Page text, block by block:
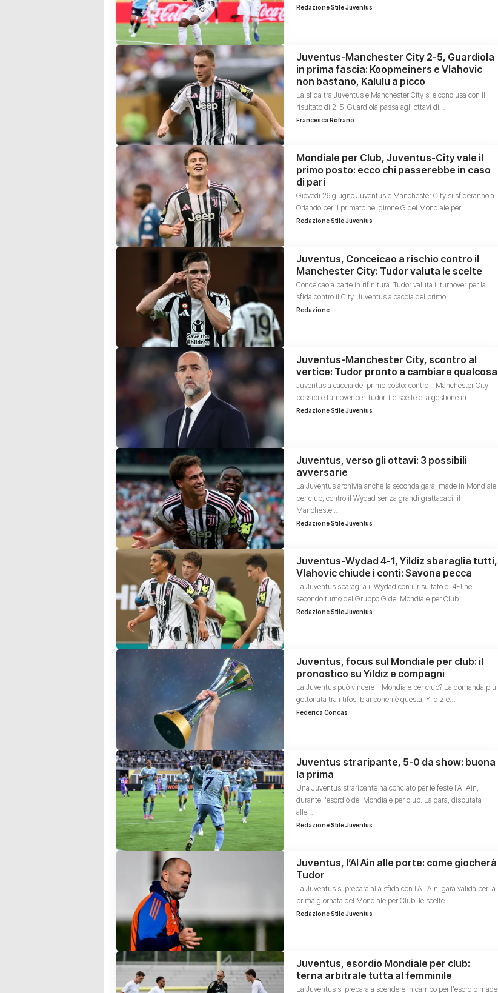
Redazione Stile Juventus
Juventus-Manchester City 2-5, Guardiola
in prima fascia: Koopmeiners e Vlahovic
non bastano, Kalulu a picco
La sfida tra Juventus e Manchester City si è conclusa con il
risultato di 2-5: Guardiola passa agli ottavi di…
Francesca Rofrano
Mondiale per Club, Juventus-City vale il
primo posto: ecco chi passerebbe in caso
di pari
Giovedì 26 giugno Juventus e Manchester City si sfideranno a
Orlando per il primato nel girone G del Mondiale per…
Redazione Stile Juventus
Juventus, Conceicao a rischio contro il
Manchester City: Tudor valuta le scelte
Conceicao a parte in rifinitura: Tudor valuta il turnover per la
sfida contro il City. Juventus a caccia del primo…
Redazione
Juventus-Manchester City, scontro al
vertice: Tudor pronto a cambiare qualcosa
Juventus a caccia del primo posto: contro il Manchester City
possibile turnover per Tudor. Le scelte e la gestione in…
Redazione Stile Juventus
Juventus, verso gli ottavi: 3 possibili
avversarie
La Juventus archivia anche la seconda gara, made in Mondiale
per club, contro il Wydad senza grandi grattacapi: il
Manchester…
Redazione Stile Juventus
Juventus-Wydad 4-1, Yildiz sbaraglia tutti,
Vlahovic chiude i conti: Savona pecca
La Juventus sbaraglia il Wydad con il risultato di 4-1 nel
secondo turno del Gruppo G del Mondiale per Club:…
Redazione Stile Juventus
Juventus, focus sul Mondiale per club: il
pronostico su Yildiz e compagni
La Juventus può vincere il Mondiale per club? La domanda più
gettonata tra i tifosi bianconeri è questa: Yildiz e…
Federica Concas
Juventus straripante, 5-0 da show: buona
la prima
Una Juventus straripante ha conciato per le feste l'Al Ain,
durante l'esordio del Mondiale per club. La gara, disputata
alle…
Redazione Stile Juventus
Juventus, l’Al Ain alle porte: come giocherà
Tudor
La Juventus si prepara alla sfida con l'Al-Ain, gara valida per la
prima giornata del Mondiale per Club: le scelte…
Redazione Stile Juventus
Juventus, esordio Mondiale per club:
terna arbitrale tutta al femminile
La Juventus si prepara a scendere in campo per l'esordio made